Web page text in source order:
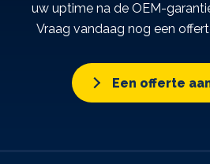
uw uptime na de OEM-
Vraag vandaag nog een
Een offerte